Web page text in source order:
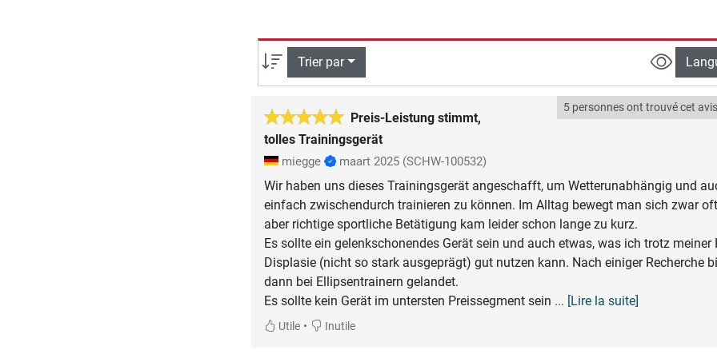
Trier par
Preis-Leistung stimmt,
tolles Trainingsgerät
5 personnes ont trouvé cet
miegge maart 2025 (SCHW-100532)
Wir haben uns dieses Trainingsgerät angeschafft, um Wetterunabhängig und
einfach zwischendurch trainieren zu können. Im Alltag bewegt man sich zwar
aber richtige sportliche Betätigung kam leider schon lange zu kurz.
Es sollte ein gelenkschonendes Gerät sein und auch etwas, was ich trotz meiner
Displasie (nicht so stark ausgeprägt) gut nutzen kann. Nach einiger Recherche
dann bei Ellipsentrainern gelandet.
Es sollte kein Gerät im untersten Preissegment sein ... [Lire la suite]
Utile• Inutile